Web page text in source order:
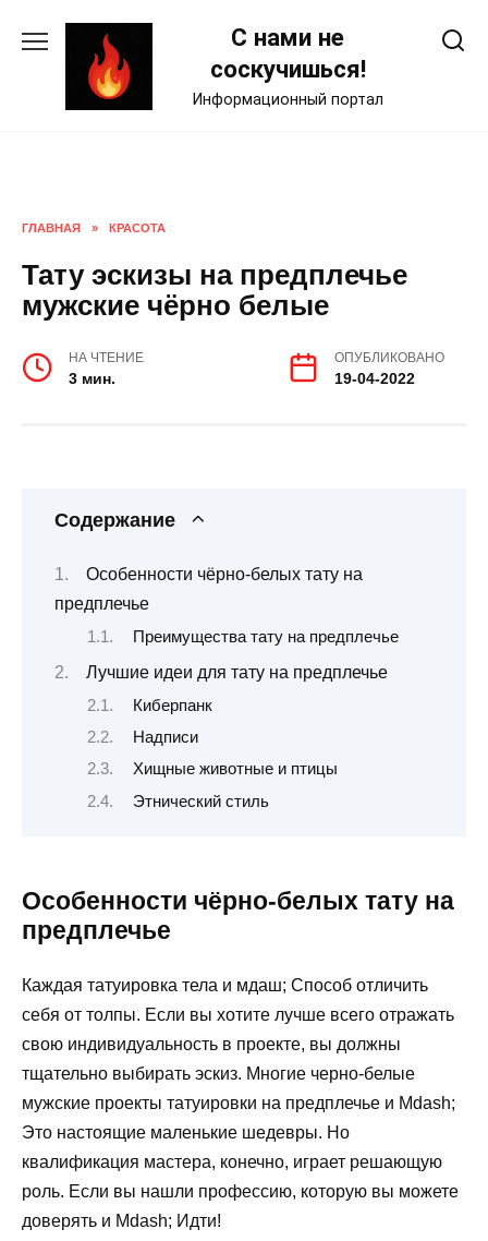
С нами не
соскучишься!
Информационный портал
ГЛАВНАЯ » КРАСОТА
Тату эскизы на предплечье
мужские чёрно белые
НА ЧТЕНИЕ
3 мин.
ОПУБЛИКОВАНО
19-04-2022
Содержание
Особенности чёрно-белых тату на
предплечье
Преимущества тату на предплечье
Лучшие идеи для тату на предплечье
Киберпанк
Надписи
Хищные животные и птицы
Этнический стиль
Особенности чёрно-белых тату на
предплечье
Каждая татуировка тела и мдаш; Способ отличить
себя от толпы. Если вы хотите лучше всего отражать
свою индивидуальность в проекте, вы должны
тщательно выбирать эскиз. Многие черно-белые
мужские проекты татуировки на предплечье и Mdash;
Это настоящие маленькие шедевры. Но
квалификация мастера, конечно, играет решающую
роль. Если вы нашли профессию, которую вы можете
доверять и Mdash; Идти!